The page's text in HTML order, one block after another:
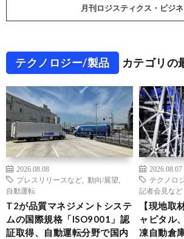
月刊ロジスティクス・ビジ
テクノロジー/製品 カテゴリの
2026.08.08
プレスリリースなど
動向/展望
自動運転
T2が品質マネジメントシステ
ムの国際規格「ISO9001」認
証取得、自動運転分野で国内
2026.08.07
テクノロ
記者会見など
【現地取
ャピタル
凍自動倉